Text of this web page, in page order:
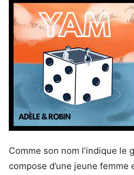
Comme son nom l’indique le
compose d’une jeune femme